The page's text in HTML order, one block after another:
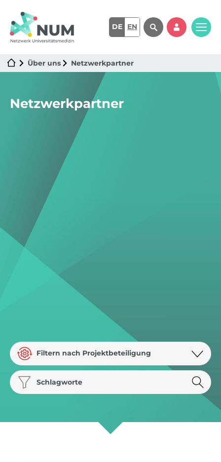
DE EN
Über uns Netzwerkpartner
Netzwerkpartner